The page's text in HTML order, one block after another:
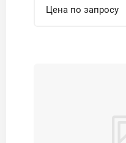
Цена по запросу